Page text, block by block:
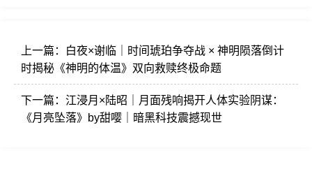
上一篇：
白夜×谢临｜时间琥珀争夺战 × 神明陨落倒计
时揭秘《神明的体温》双向救赎终极命题
下一篇： 江浸月×陆昭｜月面残响揭开人体实验阴谋：
《月亮坠落》by甜嘤｜暗黑科技震撼现世